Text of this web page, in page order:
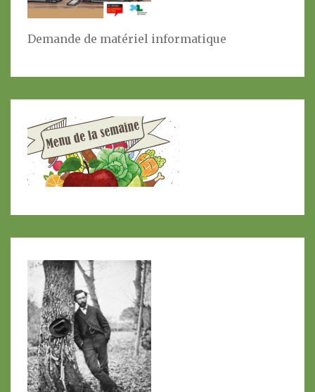
Demande de matériel informatique